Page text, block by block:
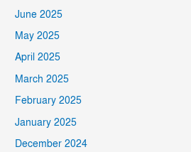
June 2025
May 2025
April 2025
March 2025
February 2025
January 2025
December 2024